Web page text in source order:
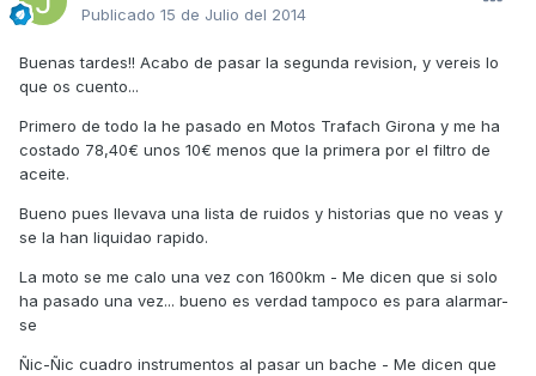
Publicado 15 de Julio del 2014
Buenas tardes!! Acabo de pasar la segunda revision, y vereis lo
que os cuento...
Primero de todo la he pasado en Motos Trafach Girona y me ha
costado 78,40€ unos 10€ menos que la primera por el filtro de
aceite.
Bueno pues llevava una lista de ruidos y historias que no veas y
se la han liquidao rapido.
La moto se me calo una vez con 1600km - Me dicen que si solo
ha pasado una vez... bueno es verdad tampoco es para alarmar-
se
Ñic-Ñic cuadro instrumentos al pasar un bache - Me dicen que